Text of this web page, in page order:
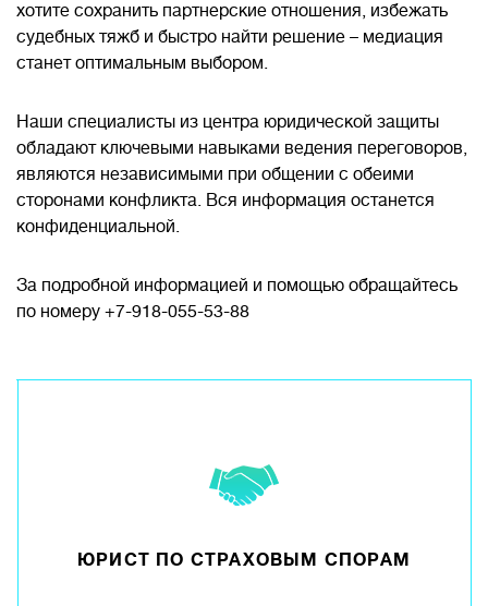
хотите сохранить партнерские отношения, избежать
судебных тяжб и быстро найти решение – медиация
станет оптимальным выбором.
Наши специалисты из центра юридической защиты
обладают ключевыми навыками ведения переговоров,
являются независимыми при общении с обеими
сторонами конфликта. Вся информация останется
конфиденциальной.
За подробной информацией и помощью обращайтесь
по номеру +7-918-055-53-88
ЮРИСТ ПО СТРАХОВЫМ СПОРАМ